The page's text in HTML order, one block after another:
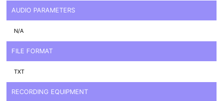
AUDIO PARAMETERS
N/A
FILE FORMAT
TXT
RECORDING EQUIPMENT